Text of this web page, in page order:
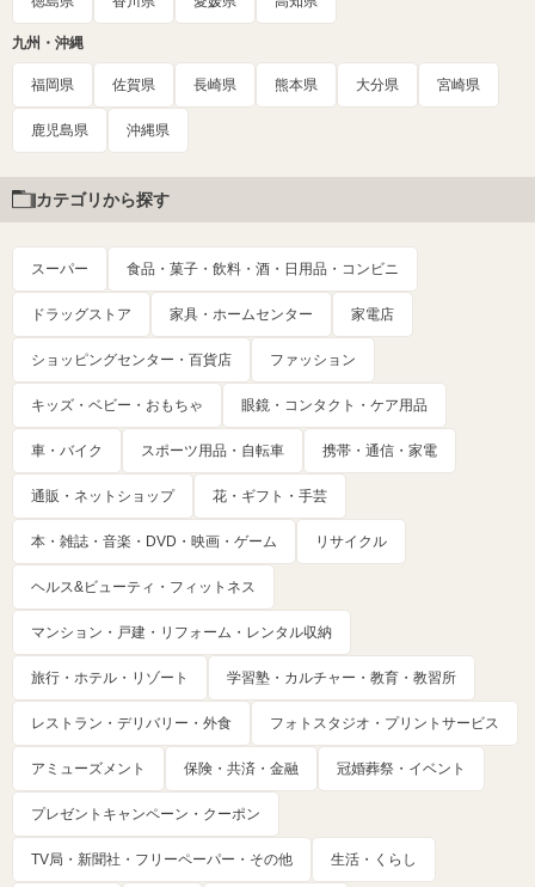
九州・沖縄
福岡県 佐賀県 長崎県 熊本県 大分県 宮崎県
鹿児島県 沖縄県
カテゴリから探す
スーパー 食品・菓子・飲料・酒・日用品・コンビニ
ドラッグストア 家具・ホームセンター 家電店
ショッピングセンター・百貨店 ファッション
キッズ・ベビー・おもちゃ 眼鏡・コンタクト・ケア用品
車・バイク スポーツ用品・自転車 携帯・通信・家電
通販・ネットショップ 花・ギフト・手芸
本・雑誌・音楽・DVD・映画・ゲーム リサイクル
ヘルス&ビューティ・フィットネス
マンション・戸建・リフォーム・レンタル収納
旅行・ホテル・リゾート 学習塾・カルチャー・教育・教習所
レストラン・デリバリー・外食 フォトスタジオ・プリントサービス
アミューズメント 保険・共済・金融 冠婚葬祭・イベント
プレゼントキャンペーン・クーポン
TV局・新聞社・フリーペーパー・その他 生活・くらし